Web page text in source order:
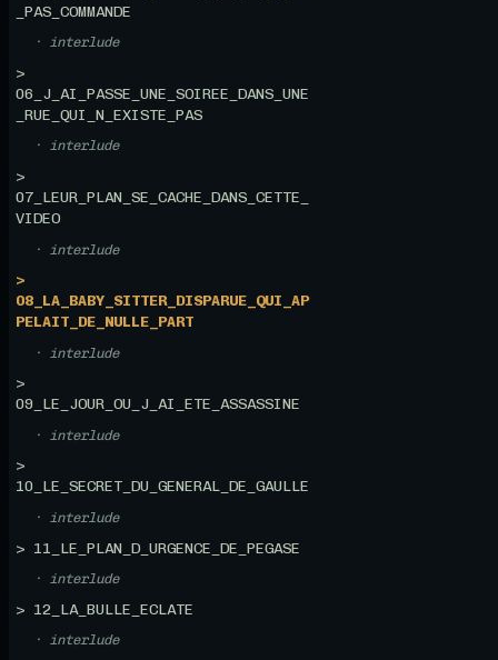
_PAS_COMMANDE
· interlude
>
06_J_AI_PASSE_UNE_SOIREE_DANS_UNE
_RUE_QUI_N_EXISTE_PAS
· interlude
>
07_LEUR_PLAN_SE_CACHE_DANS_CETTE_
VIDEO
· interlude
>
08_LA_BABY_SITTER_DISPARUE_QUI_AP
PELAIT_DE_NULLE_PART
· interlude
>
09_LE_JOUR_OU_J_AI_ETE_ASSASSINE
· interlude
>
10_LE_SECRET_DU_GENERAL_DE_GAULLE
· interlude
> 11_LE_PLAN_D_URGENCE_DE_PEGASE
· interlude
> 12_LA_BULLE_ECLATE
· interlude